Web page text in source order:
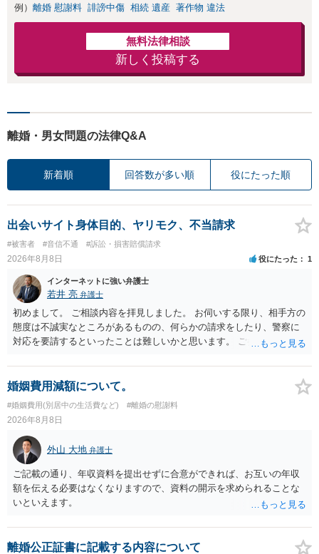
例） 離婚 慰謝料 誹謗中傷 相続 遺産 著作物 違法
無料法律相談
新しく投稿する
離婚・男女問題の法律Q&A
新着順 回答数が多い順 役にたった順
出会いサイト身体目的、ヤリモク、不当請求
#被害者 #音信不通 #訴訟・損害賠償請求
2026年8月8日 役にたった 1
インターネットに強い弁護士
若井 亮 弁護士
初めまして。 ご相談内容を拝見しました。 お伺いする限り、相手方の
態度は不誠実なところがあるものの、何らかの請求をしたり、警察に
対応を要請するといったことは難しいかと思います。 ご参考になれば
婚姻費用減額について。
#婚姻費用(別居中の生活費など) #離婚の慰謝料
2026年8月8日
外山 大地 弁護士
ご記載の通り、年収資料を提出せずに合意ができれば、お互いの年収
額を伝える必要はなくなりますので、資料の開示を求められることな
いといえます。
離婚公正証書に記載する内容について